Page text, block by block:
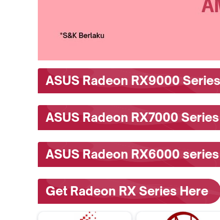
ASUS Radeon RX9000 Series
ASUS Radeon RX7000 Series
ASUS Radeon RX6000 series
Get Radeon RX Series Here